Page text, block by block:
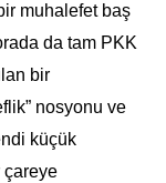
muhalefet baş
da tam PKK
bir
nosyonu ve
küçük
çareye